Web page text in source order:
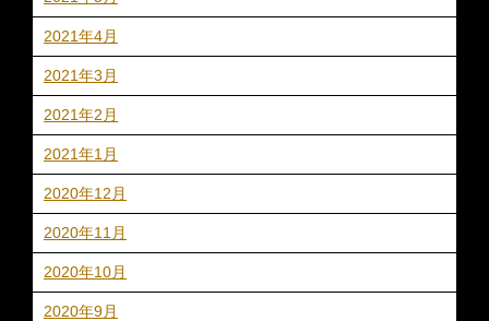
2021年4月
2021年3月
2021年2月
2021年1月
2020年12月
2020年11月
2020年10月
2020年9月